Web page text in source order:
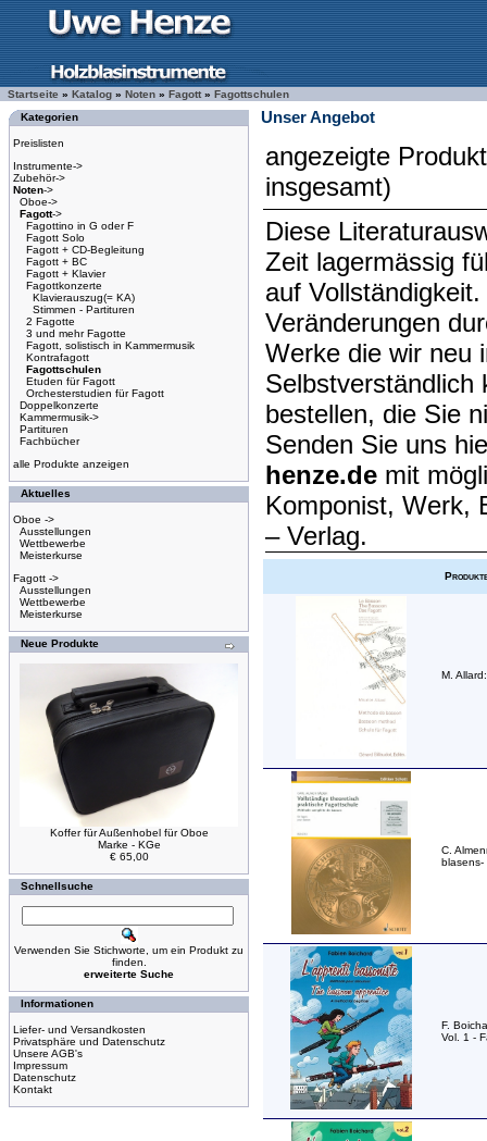
Startseite » Katalog » Noten » Fagott » Fagottschulen
Kategorien
Preislisten
Instrumente->
Zubehör->
Noten->
Oboe->
Fagott->
Fagottino in G oder F
Fagott Solo
Fagott + CD-Begleitung
Fagott + BC
Fagott + Klavier
Fagottkonzerte
Klavierauszug(= KA)
Stimmen - Partituren
2 Fagotte
3 und mehr Fagotte
Fagott, solistisch in Kammermusik
Kontrafagott
Fagottschulen
Etuden für Fagott
Orchesterstudien für Fagott
Doppelkonzerte
Kammermusik->
Partituren
Fachbücher
alle Produkte anzeigen
Aktuelles
Oboe ->
Ausstellungen
Wettbewerbe
Meisterkurse
Fagott ->
Ausstellungen
Wettbewerbe
Meisterkurse
Neue Produkte
Koffer für Außenhobel für Oboe
Marke - KGe
€ 65,00
Schnellsuche
Verwenden Sie Stichworte, um ein Produkt zu
finden.
erweiterte Suche
Informationen
Liefer- und Versandkosten
Privatsphäre und Datenschutz
Unsere AGB's
Impressum
Datenschutz
Kontakt
Unser Angebot
angezeigte
insgesamt)
Diese
Zeit lagermässig
auf
Veränderungen
Werke die wir neu
Selbstverständlich
bestellen, die Sie
Senden Sie uns
henze.de mit
Komponist, Werk,
– Verlag.
M.
C.
blasens-
F.
Vol. 1 -